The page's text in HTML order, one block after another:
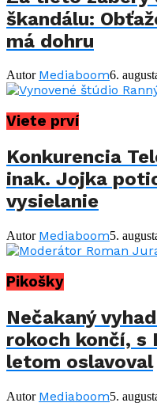
škandálu:
má dohru
Autor Mediaboom6.
Viete prví
Konkurencia
inak. Jojka
vysielanie
Autor Mediaboom5.
Pikošky
Nečakaný
rokoch končí, s
letom oslavoval
Autor Mediaboom5.